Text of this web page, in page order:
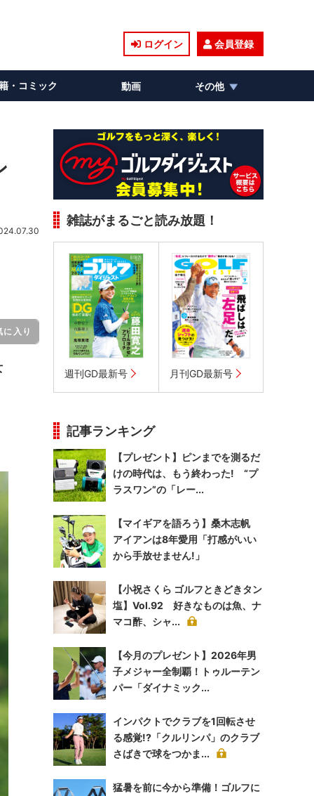
ログイン 会員登録
・コミック 動画 その他
に入り
雑誌がまるごと読み放題！
週刊GD最新号 月刊GD最新号
記事ランキング
【プレゼント】ピンまでを測るだ
けの時代は、もう終わった! “プ
ラスワン”の「レー...
【マイギアを語ろう】桑木志帆
アイアンは8年愛用「打感がいい
から手放せません!」
【小祝さくら ゴルフときどきタン
塩】Vol.92 好きなものは魚、ナ
マコ酢、シャ...
【今月のプレゼント】2026年男
子メジャー全制覇！トゥルーテン
パー「ダイナミック...
インパクトでクラブを1回転させ
る感覚!?「クルリンパ」のクラブ
さばきで球をつかま...
猛暑を前に今から準備！ゴルフに